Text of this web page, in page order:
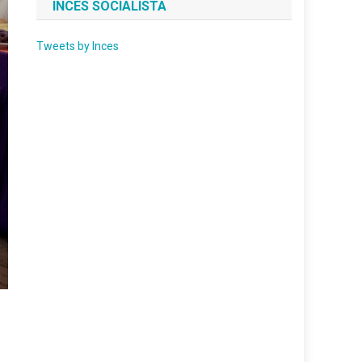
INCES SOCIALISTA
Tweets by Inces